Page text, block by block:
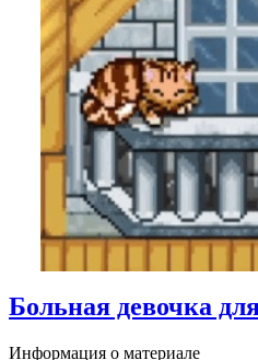
Больная девочка
Информация о материале